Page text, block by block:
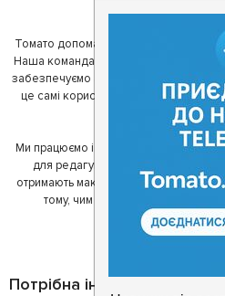
Томато допомагає своїм
Наша команда регулярно зв'язується
забезпечуємо актуальність
це самі користувачі, які діляться
один одному у
Ми працюємо і з ресторанами. Для них
для редагування інформації про
отримають максимум інформації, а
тому, чим він любить займатися
Потрібна інформація про